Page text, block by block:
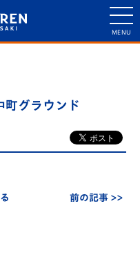
グラウンド
前の記事 >>